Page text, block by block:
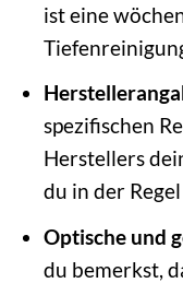
ist eine
spezifischen
Herstellers
du in der
Optische und
du bemerkst,